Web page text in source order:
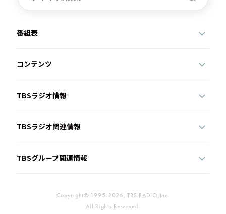
番組表
コンテンツ
TBSラジオ情報
TBSラジオ関連情報
TBSグループ関連情報
Copyright© 1995-2026, TBS RADIO,Inc.
All Rights Reserved.